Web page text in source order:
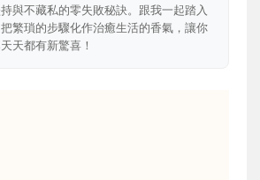
與不藏私的零失敗秘訣。跟我一起踏入
繁瑣的步驟化作治癒生活的香氣，讓你
天都有新驚喜！